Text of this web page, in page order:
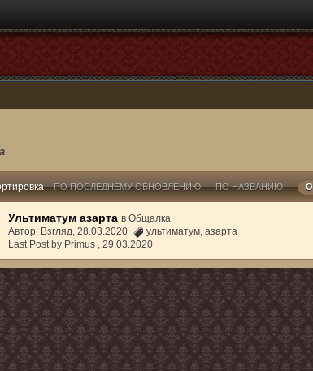
ПО ПОСЛЕДНЕМУ ОБНОВЛЕНИЮ ПО НАЗВАНИЮ
Ультиматум азарта вОбщалка
Автор: Взгляд, 28.03.2020
ультиматум,азарта
Last Post by Primus ,29.03.2020